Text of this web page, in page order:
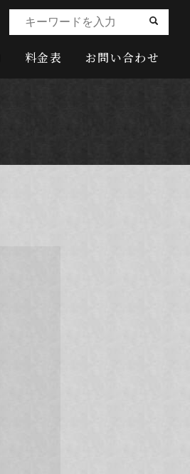
料金表 お問い合わせ